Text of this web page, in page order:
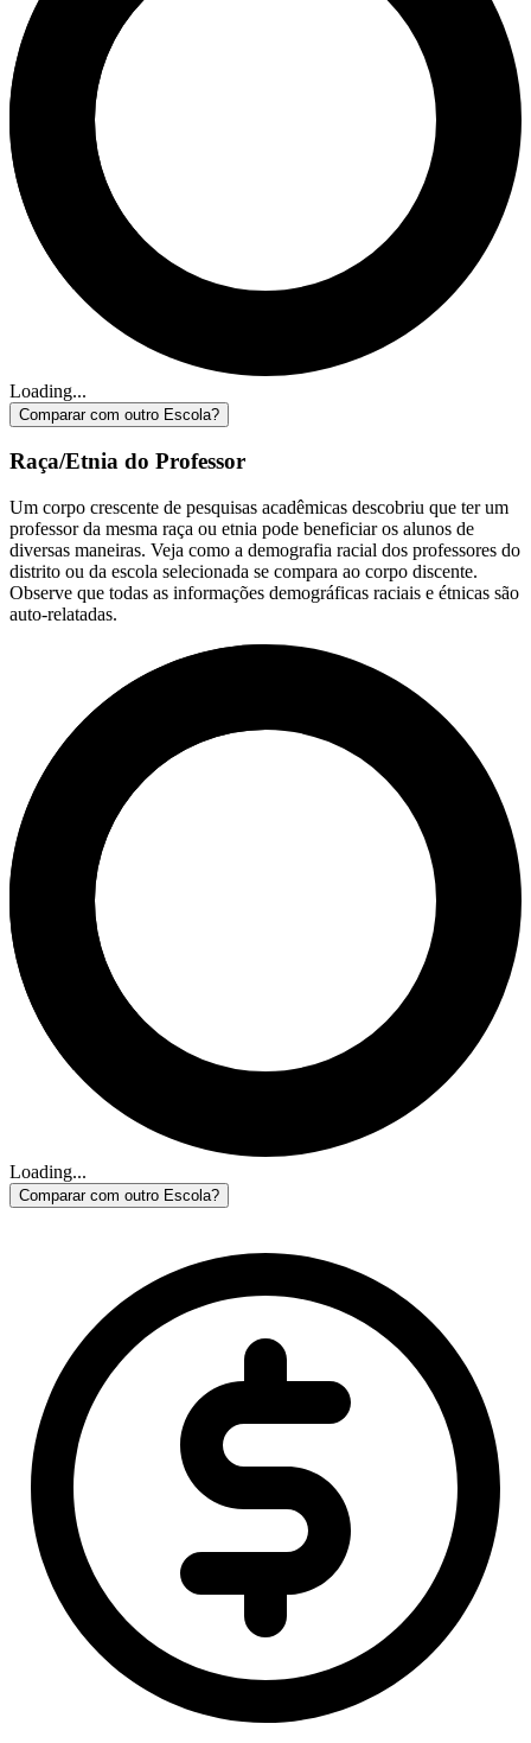
Loading...
Comparar com outro Escola?
Raça/Etnia do Professor
Um corpo crescente de pesquisas acadêmicas descobriu que ter um
professor da mesma raça ou etnia pode beneficiar os alunos de
diversas maneiras. Veja como a demografia racial dos professores do
distrito ou da escola selecionada se compara ao corpo discente.
Observe que todas as informações demográficas raciais e étnicas são
auto-relatadas.
Loading...
Comparar com outro Escola?